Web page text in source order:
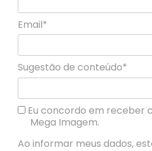
Email*
Sugestão de conteúdo*
Eu concordo em receber
Mega Imagem.
Ao informar meus dados,